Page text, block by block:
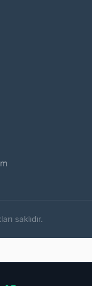
saklıdır.